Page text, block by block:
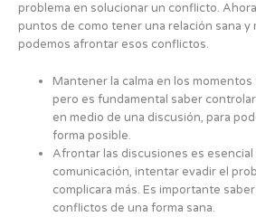
problema en solucionar un conflicto.
puntos de como tener una relación sana y
podemos afrontar esos conflictos.
Mantener la calma en los
pero es fundamental saber
en medio de una discusión, para
forma posible.
Afrontar las discusiones es esencial
comunicación, intentar evadir el
complicara más. Es importante
conflictos de una forma sana.